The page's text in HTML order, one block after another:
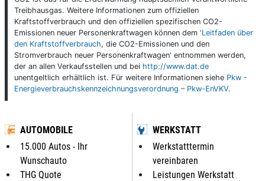
Treibhausgas. Weitere Informationen zum offiziellen
Kraftstoffverbrauch und den offiziellen spezifischen CO2-
Emissionen neuer Personenkraftwagen können dem 'Leitfaden über
den Kraftstoffverbrauch, die CO2-Emissionen und den
Stromverbrauch neuer Personenkraftwagen' entnommen werden,
der an allen Verkaufsstellen und bei http://www.dat.de
unentgeltlich erhältlich ist. Für weitere Informationen siehe Pkw -
Energieverbrauchskennzeichnungsverordnung – Pkw-EnVKV.
AUTOMOBILE
15.000 Autos - Ihr
Wunschauto
THG Quote
WERKSTATT
Werkstatttermin
vereinbaren
Leistungen Werkstatt